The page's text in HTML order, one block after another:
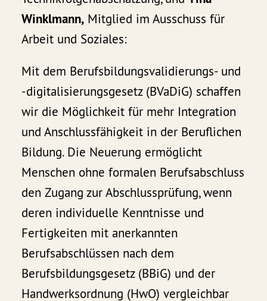
Winklmann, Mitglied im Ausschuss für
Arbeit und Soziales:
Mit dem Berufsbildungsvalidierungs- und
-digitalisierungsgesetz (BVaDiG) schaffen
wir die Möglichkeit für mehr Integration
und Anschlussfähigkeit in der Beruflichen
Bildung. Die Neuerung ermöglicht
Menschen ohne formalen Berufsabschluss
den Zugang zur Abschlussprüfung, wenn
deren individuelle Kenntnisse und
Fertigkeiten mit anerkannten
Berufsabschlüssen nach dem
Berufsbildungsgesetz (BBiG) und der
Handwerksordnung (HwO) vergleichbar